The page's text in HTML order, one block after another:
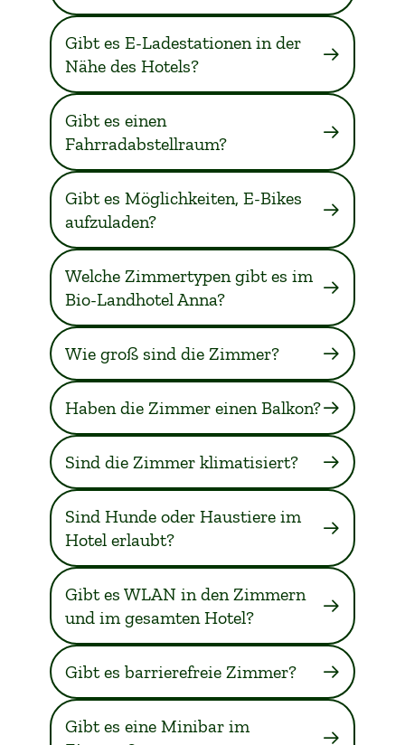
Gibt es E-Ladestationen in der
Nähe des Hotels?
Gibt es einen
Fahrradabstellraum?
Gibt es Möglichkeiten, E-Bikes
aufzuladen?
Welche Zimmertypen gibt es im
Bio-Landhotel Anna?
Wie groß sind die Zimmer?
Haben die Zimmer einen Balkon?
Sind die Zimmer klimatisiert?
Sind Hunde oder Haustiere im
Hotel erlaubt?
Gibt es WLAN in den Zimmern
und im gesamten Hotel?
Gibt es barrierefreie Zimmer?
Gibt es eine Minibar im